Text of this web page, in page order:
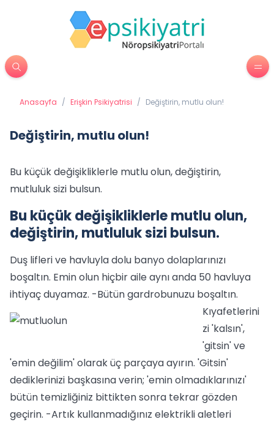
Anasayfa / Erişkin Psikiyatrisi / Değiştirin, mutlu olun!
Değiştirin, mutlu olun!
Bu küçük değişikliklerle mutlu olun, değiştirin,
mutluluk sizi bulsun.
Bu küçük değişikliklerle mutlu olun,
değiştirin, mutluluk sizi bulsun.
Duş lifleri ve havluyla dolu banyo dolaplarınızı
boşaltın. Emin olun hiçbir aile aynı anda 50 havluya
ihtiyaç duyamaz. -Bütün gardrobunuzu boşaltın.
Kıyafetlerini
zi 'kalsın',
'gitsin' ve
'emin değilim' olarak üç parçaya ayırın. 'Gitsin'
dediklerinizi başkasına verin; 'emin olmadıklarınızı'
bütün temizliğiniz bittikten sonra tekrar gözden
geçirin. -Artık kullanmadığınız elektrikli aletleri